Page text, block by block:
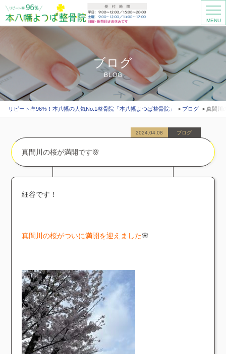
MENU
ブログ
BLOG
リピート率96%！本八幡の人気No.1整骨院「本八幡よつば整骨院」 ブログ 真間川
真間川の桜が満開です🌸
2024.04.08 ブログ
細谷です！
真間川の桜がついに満開を迎えました🌸